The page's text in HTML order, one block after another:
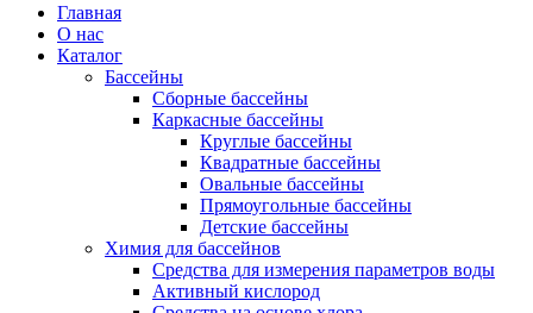
Главная
О нас
Каталог
Бассейны
Сборные бассейны
Каркасные бассейны
Круглые бассейны
Квадратные бассейны
Овальные бассейны
Прямоугольные бассейны
Детские бассейны
Химия для бассейнов
Средства для измерения параметров воды
Активный кислород